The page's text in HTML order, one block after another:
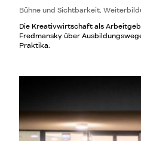
Bühne und Sichtbarkeit,
Die Kreativwirtschaft als
Fredmansky über
Praktika.